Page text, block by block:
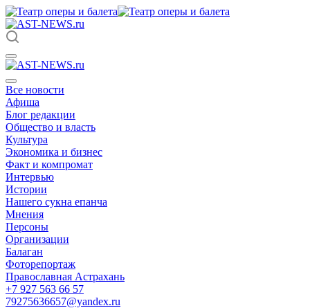
Все новости
Афиша
Блог редакции
Общество и власть
Культура
Экономика и бизнес
Факт и компромат
Интервью
Истории
Нашего сукна епанча
Мнения
Персоны
Организации
Балаган
Фоторепортаж
Православная Астрахань
+7 927 563 66 57
79275636657@yandex.ru